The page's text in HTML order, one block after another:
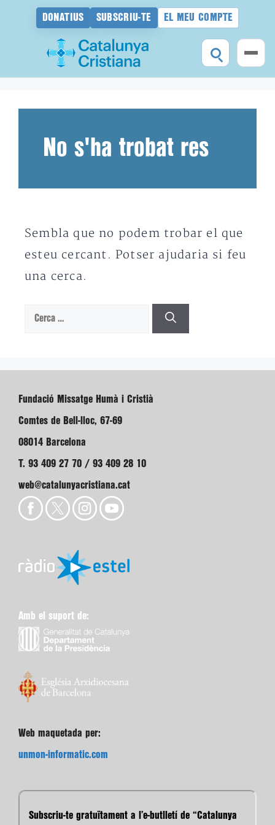
DONATIUS SUBSCRIU-TE EL MEU COMPTE
No s'ha trobat res
Sembla que no podem trobar el que
esteu cercant. Potser ajudaria si feu
una cerca.
Cerca:
Fundació Missatge Humà i Cristià
Comtes de Bell-lloc, 67-69
08014 Barcelona
T. 93 409 27 70 / 93 409 28 10
web@catalunyacristiana.cat
Amb el suport de:
Web maquetada per:
unmon-informatic.com
Subscriu-te gratuïtament a l’e-butlletí de “Catalunya